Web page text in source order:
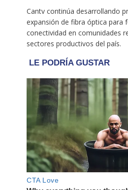
Cantv continúa desarrollando
expansión de fibra óptica para
conectividad en comunidades
sectores productivos del país.